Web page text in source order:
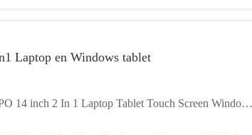
Laptop en Windows tablet
14 inch 2 In 1 Laptop Tablet Touch Screen Windows